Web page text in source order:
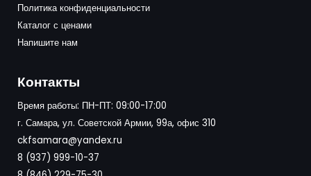
Политика конфиденциальности
Каталог с ценами
Напишите нам
Контакты
Время работы: ПН-ПТ: 09:00-17:00
г. Самара, ул. Советской Армии, 99а, офис 310
ckfsamara@yandex.ru
8 (937) 999-10-37